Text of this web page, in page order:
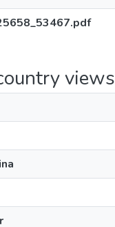
views